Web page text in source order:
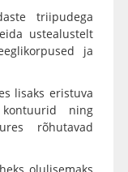
triipudega
ustealustelt
ja
lisaks eristuva
ning
rõhutavad